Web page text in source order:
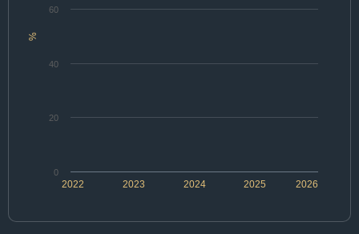
%
2022 2024 2026
2023 2025
0
20
40
60